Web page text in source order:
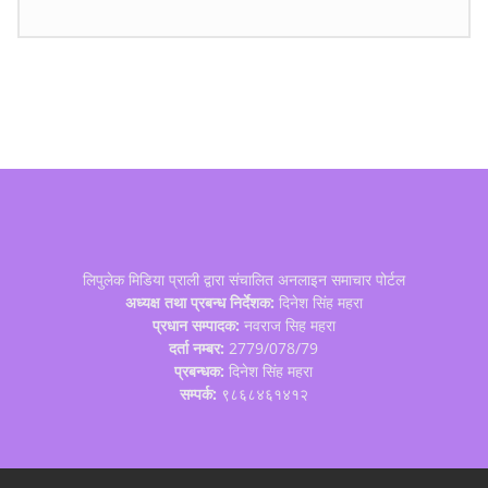
लिपुलेक मिडिया प्राली द्वारा संचालित अनलाइन समाचार पोर्टल
अध्यक्ष तथा प्रबन्ध निर्देशक: दिनेश सिंह महरा
प्रधान सम्पादक: नवराज सिह महरा
दर्ता नम्बर: 2779/078/79
प्रबन्धक: दिनेश सिंह महरा
सम्पर्क: ९८६८४६१४१२